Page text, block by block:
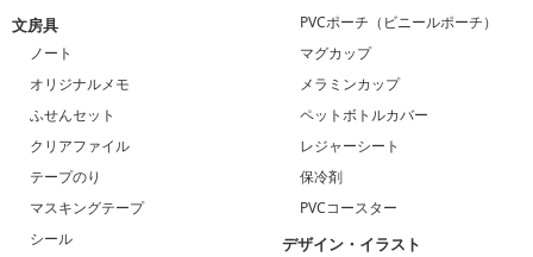
文房具
ノート
オリジナルメモ
ふせんセット
クリアファイル
テープのり
マスキングテープ
シール
PVCポーチ（ビニールポーチ）
マグカップ
メラミンカップ
ペットボトルカバー
レジャーシート
保冷剤
PVCコースター
デザイン・イラスト